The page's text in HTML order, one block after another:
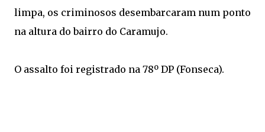
limpa, os criminosos desembarcaram num ponto
na altura do bairro do Caramujo.
O assalto foi registrado na 78º DP (Fonseca).